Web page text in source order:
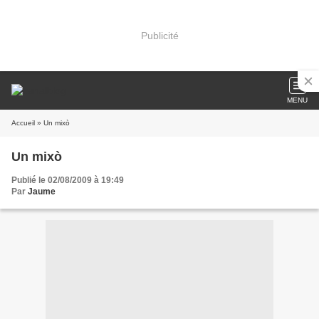
Publicité
MENU
Accueil » Un mixò
Un mixò
Publié le 02/08/2009 à 19:49
Par Jaume